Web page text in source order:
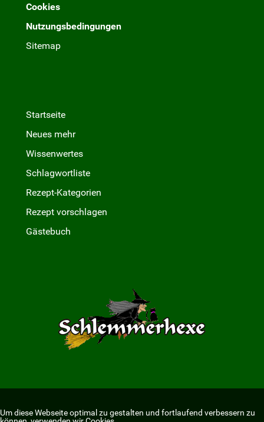
Cookies
Nutzungsbedingungen
Sitemap
Startseite
Neues mehr
Wissenwertes
Schlagwortliste
Rezept-Kategorien
Rezept vorschlagen
Gästebuch
Um diese Webseite optimal zu gestalten und fortlaufend verbessern zu